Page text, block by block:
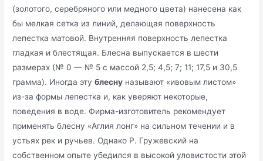
(золотого, серебряного или медного цвета) нанесена как
бы мелкая сетка из линий, делающая поверхность
лепестка матовой. Внутренняя поверхность лепестка
гладкая и блестящая. Блесна выпускается в шести
размерах (№ 0 — № 5 с массой 2,5; 4,5; 7; 11; 17,5 и 30,5
грамма). Иногда этублесну называют «ивовым листом»
из-за формы лепестка и, как уверяют некоторые,
поведения в воде. Фирма-изготовитель рекомендует
применять блесну «Аглия лонг» на сильном течении и в
устьях рек и ручьев. Однако Р. Гружевский на
собственном опыте убедился в высокой уловистости этой